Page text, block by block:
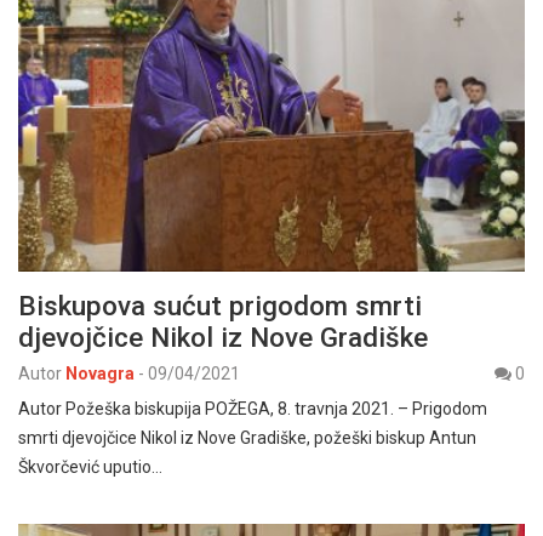
Biskupova sućut prigodom smrti
djevojčice Nikol iz Nove Gradiške
Autor Novagra - 09/04/2021
0
Autor Požeška biskupija POŽEGA, 8. travnja 2021. – Prigodom
smrti djevojčice Nikol iz Nove Gradiške, požeški biskup Antun
Škvorčević uputio…